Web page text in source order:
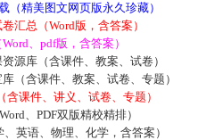
（精美图文网页版永久珍藏）
汇总（Word版，含答案）
、pdf版，含答案）
源库（含课件、教案、试卷）
（含课件、教案、试卷、专题）
课件、讲义、试卷、专题）
、PDF双版精校精排）
英语、物理、化学，含答案）